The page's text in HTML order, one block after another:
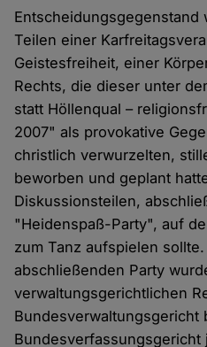
Entscheidungsgegenstand
Teilen einer
Geistesfreiheit, einer
Rechts, die dieser unter
statt Höllenqual –
2007" als provokative
christlich verwurzelten,
beworben und geplant
Diskussionsteilen,
"Heidenspaß-Party", auf
zum Tanz aufspielen
abschließenden Party
verwaltungsgerichtlichen
Bundesverwaltungsgericht
Bundesverfassungsgericht